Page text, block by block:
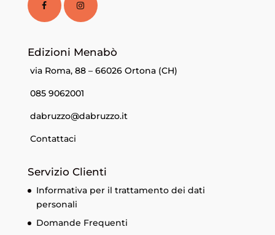
Edizioni Menabò
via Roma, 88 – 66026 Ortona (CH)
085 9062001
dabruzzo@dabruzzo.it
Contattaci
Servizio Clienti
Informativa per il trattamento dei dati
personali
Domande Frequenti